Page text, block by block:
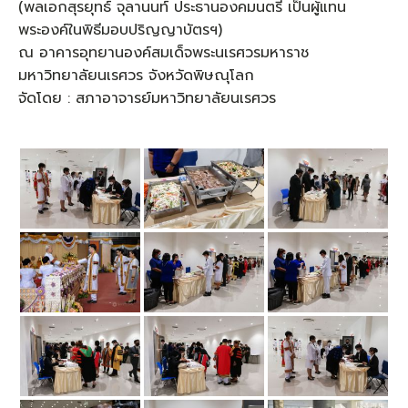
(พลเอกสุรยุทธ์ จุลานนท์ ประธานองคมนตรี เป็นผู้แทน
พระองค์ในพิธีมอบปริญญาบัตรฯ)
ณ อาคารอุทยานองค์สมเด็จพระนเรศวรมหาราช
มหาวิทยาลัยนเรศวร จังหวัดพิษณุโลก
จัดโดย : สภาอาจารย์มหาวิทยาลัยนเรศวร